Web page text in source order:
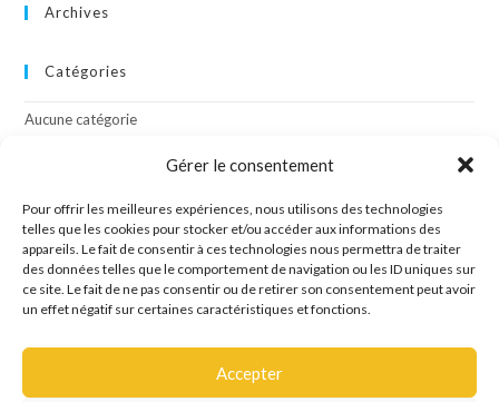
Gérer le consentement
Pour offrir les meilleures expériences, nous utilisons des technologies
telles que les cookies pour stocker et/ou accéder aux informations des
appareils. Le fait de consentir à ces technologies nous permettra de traiter
des données telles que le comportement de navigation ou les ID uniques sur
ce site. Le fait de ne pas consentir ou de retirer son consentement peut avoir
un effet négatif sur certaines caractéristiques et fonctions.
Accepter
Archives
Catégories
Aucune catégorie
Connexion
Flux des publications
Flux des commentaires
Site de WordPress-FR